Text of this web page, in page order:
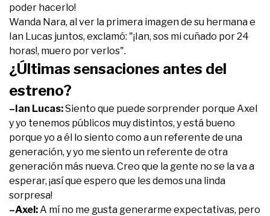
poder hacerlo!
Wanda Nara, al ver la primera imagen de su hermana e
Ian Lucas juntos, exclamó: "¡Ian, sos mi cuñado por 24
horas!, muero por verlos".
¿Últimas sensaciones antes del
estreno?
–Ian Lucas:Siento que puede sorprender porque Axel
y yo tenemos públicos muy distintos, y está bueno
porque yo a él lo siento como a un referente de una
generación, y yo me siento un referente de otra
generación más nueva. Creo que la gente no se la va a
esperar, ¡así que espero que les demos una linda
sorpresa!
–Axel: A mí no me gusta generarme expectativas, pero